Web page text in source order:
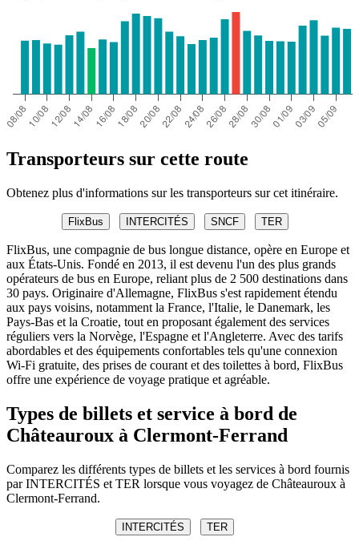
Transporteurs sur cette route
Obtenez plus d'informations sur les transporteurs sur cet itinéraire.
FlixBus INTERCITÉS SNCF TER
FlixBus, une compagnie de bus longue distance, opère en Europe et
aux États-Unis. Fondé en 2013, il est devenu l'un des plus grands
opérateurs de bus en Europe, reliant plus de 2 500 destinations dans
30 pays. Originaire d'Allemagne, FlixBus s'est rapidement étendu
aux pays voisins, notamment la France, l'Italie, le Danemark, les
Pays-Bas et la Croatie, tout en proposant également des services
réguliers vers la Norvège, l'Espagne et l'Angleterre. Avec des tarifs
abordables et des équipements confortables tels qu'une connexion
Wi-Fi gratuite, des prises de courant et des toilettes à bord, FlixBus
offre une expérience de voyage pratique et agréable.
Types de billets et service à bord de
Châteauroux à Clermont-Ferrand
Comparez les différents types de billets et les services à bord fournis
par INTERCITÉS et TER lorsque vous voyagez de Châteauroux à
Clermont-Ferrand.
INTERCITÉS TER